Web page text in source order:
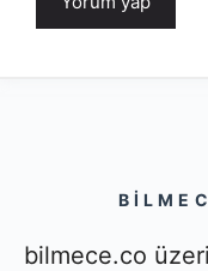
bilmece.co